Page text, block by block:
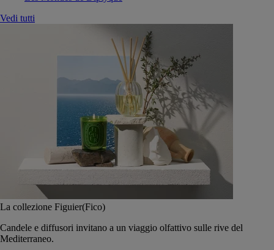
Vedi tutti
La collezione Figuier(Fico)
Candele e diffusori invitano a un viaggio olfattivo sulle rive del
Mediterraneo.